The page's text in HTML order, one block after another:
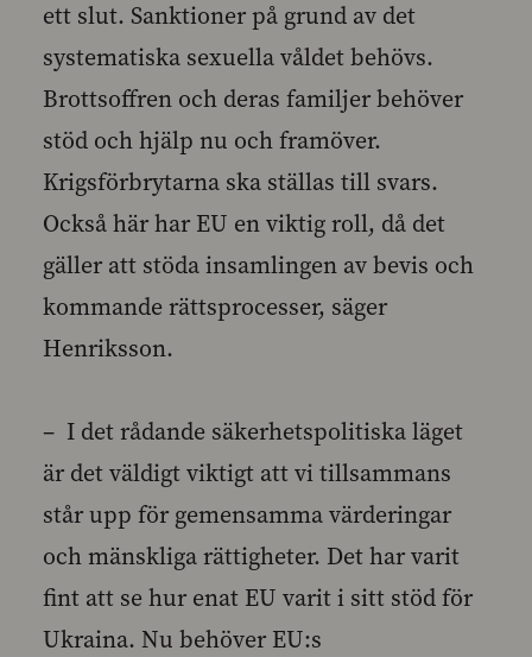
ett slut. Sanktioner på grund av det
systematiska sexuella våldet behövs.
Brottsoffren och deras familjer behöver
stöd och hjälp nu och framöver.
Krigsförbrytarna ska ställas till svars.
Också här har EU en viktig roll, då det
gäller att stöda insamlingen av bevis och
kommande rättsprocesser, säger
Henriksson.
– I det rådande säkerhetspolitiska läget
är det väldigt viktigt att vi tillsammans
står upp för gemensamma värderingar
och mänskliga rättigheter. Det har varit
fint att se hur enat EU varit i sitt stöd för
Ukraina. Nu behöver EU:s